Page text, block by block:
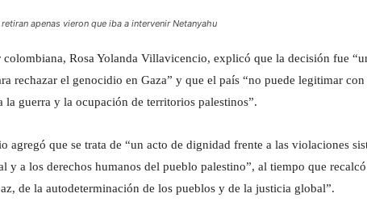
apenas vieron que iba a intervenir Netanyahu
colombiana, Rosa Yolanda Villavicencio, explicó que la decisión fue
rechazar el genocidio en Gaza” y que el país “no puede legitimar
la guerra y la ocupación de territorios palestinos”.
agregó que se trata de “un acto de dignidad frente a las violaciones
y a los derechos humanos del pueblo palestino”, al tiempo que
de la autodeterminación de los pueblos y de la justicia global”.